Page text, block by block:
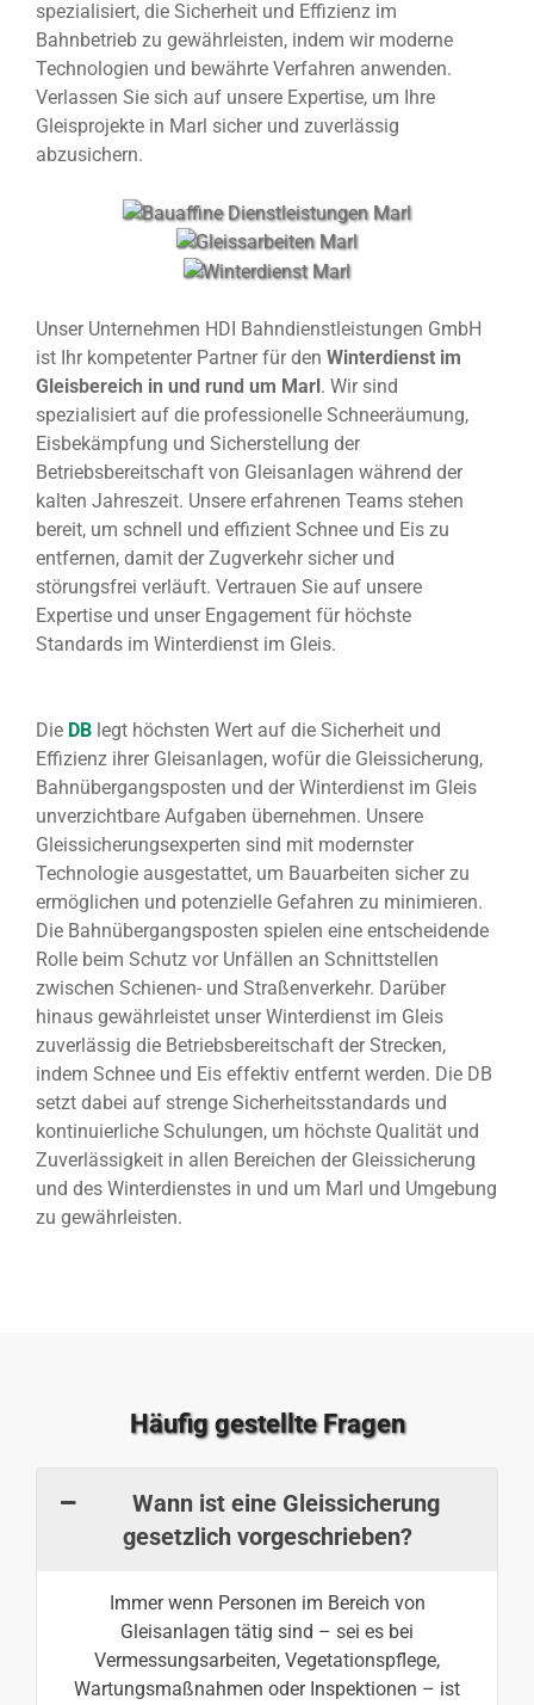
spezialisiert, die Sicherheit und Effizienz im
Bahnbetrieb zu gewährleisten, indem wir moderne
Technologien und bewährte Verfahren anwenden.
Verlassen Sie sich auf unsere Expertise, um Ihre
Gleisprojekte in Marl sicher und zuverlässig
abzusichern.
Unser Unternehmen HDI Bahndienstleistungen GmbH
ist Ihr kompetenter Partner für den Winterdienst im
Gleisbereich in und rund um Marl. Wir sind
spezialisiert auf die professionelle Schneeräumung,
Eisbekämpfung und Sicherstellung der
Betriebsbereitschaft von Gleisanlagen während der
kalten Jahreszeit. Unsere erfahrenen Teams stehen
bereit, um schnell und effizient Schnee und Eis zu
entfernen, damit der Zugverkehr sicher und
störungsfrei verläuft. Vertrauen Sie auf unsere
Expertise und unser Engagement für höchste
Standards im Winterdienst im Gleis.
Die DB legt höchsten Wert auf die Sicherheit und
Effizienz ihrer Gleisanlagen, wofür die Gleissicherung,
Bahnübergangsposten und der Winterdienst im Gleis
unverzichtbare Aufgaben übernehmen. Unsere
Gleissicherungsexperten sind mit modernster
Technologie ausgestattet, um Bauarbeiten sicher zu
ermöglichen und potenzielle Gefahren zu minimieren.
Die Bahnübergangsposten spielen eine entscheidende
Rolle beim Schutz vor Unfällen an Schnittstellen
zwischen Schienen- und Straßenverkehr. Darüber
hinaus gewährleistet unser Winterdienst im Gleis
zuverlässig die Betriebsbereitschaft der Strecken,
indem Schnee und Eis effektiv entfernt werden. Die DB
setzt dabei auf strenge Sicherheitsstandards und
kontinuierliche Schulungen, um höchste Qualität und
Zuverlässigkeit in allen Bereichen der Gleissicherung
und des Winterdienstes in und um Marl und Umgebung
zu gewährleisten.
Häufig gestellte Fragen
Wann ist eine Gleissicherung
gesetzlich vorgeschrieben?
Immer wenn Personen im Bereich von
Gleisanlagen tätig sind – sei es bei
Vermessungsarbeiten, Vegetationspflege,
Wartungsmaßnahmen oder Inspektionen – ist